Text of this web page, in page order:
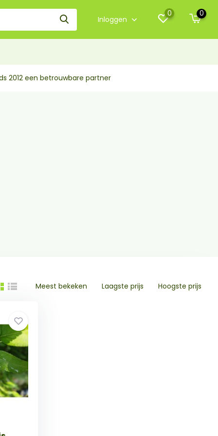
Inloggen
0 0
2012 een betrouwbare partner
Meest bekeken Laagste prijs Hoogste prijs